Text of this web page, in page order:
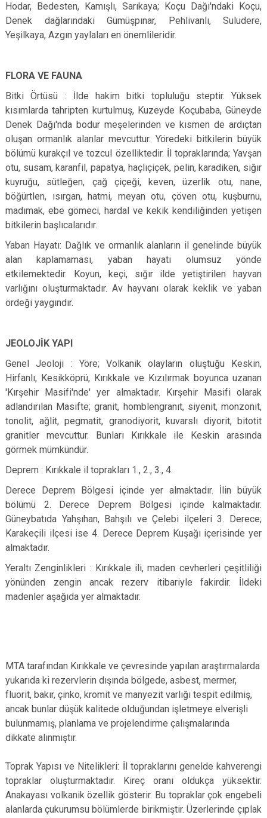
Hodar, Bedesten, Kamışlı, Sarıkaya; Koçu Dağı'ndaki Koçu,
Denek dağlarındaki Gümüşpınar, Pehlivanlı, Suludere,
Yeşilkaya, Azgın yaylaları en önemlileridir.
FLORA VE FAUNA
Bitki Örtüsü : İlde hakim bitki topluluğu steptir. Yüksek
kısımlarda tahripten kurtulmuş, Kuzeyde Koçubaba, Güneyde
Denek Dağı'nda bodur meşelerinden ve kısmen de ardıçtan
oluşan ormanlık alanlar mevcuttur. Yöredeki bitkilerin büyük
bölümü kurakçıl ve tozcul özelliktedir. İl topraklarında; Yavşan
otu, susam, karanfil, papatya, haçlıçiçek, pelin, karadiken, sığır
kuyruğu, sütleğen, çağ çiçeği, keven, üzerlik otu, nane,
böğürtlen, ısırgan, hatmi, meyan otu, çöven otu, kuşburnu,
madımak, ebe gömeci, hardal ve kekik kendiliğinden yetişen
bitkilerin başlıcalarıdır.
Yaban Hayatı: Dağlık ve ormanlık alanların il genelinde büyük
alan kaplamaması, yaban hayatı olumsuz yönde
etkilemektedir. Koyun, keçi, sığır ilde yetiştirilen hayvan
varlığını oluşturmaktadır. Av hayvanı olarak keklik ve yaban
ördeği yaygındır.
JEOLOJİK YAPI
Genel Jeoloji : Yöre; Volkanik olayların oluştuğu Keskin,
Hirfanlı, Kesikköprü, Kırıkkale ve Kızılırmak boyunca uzanan
'Kırşehir Masifi'nde' yer almaktadır. Kırşehir Masifi olarak
adlandırılan Masifte; granit, homblengranıt, siyenit, monzonit,
tonolit, ağlit, pegmatit, granodiyorit, kuvarslı diyorit, bitotit
granitler mevcuttur. Bunları Kırıkkale ile Keskin arasında
görmek mümkündür.
Deprem : Kırıkkale il toprakları 1., 2., 3., 4.
Derece Deprem Bölgesi içinde yer almaktadır. İlin büyük
bölümü 2. Derece Deprem Bölgesi içinde kalmaktadır.
Güneybatıda Yahşıhan, Bahşılı ve Çelebi ilçeleri 3. Derece;
Karakeçili ilçesi ise 4. Derece Deprem Kuşağı içerisinde yer
almaktadır.
Yeraltı Zenginlikleri : Kırıkkale ili, maden cevherleri çeşitliliği
yönünden zengin ancak rezerv itibariyle fakirdir. İldeki
madenler aşağıda yer almaktadır.
MTA tarafından Kırıkkale ve çevresinde yapılan araştırmalarda
yukarıda ki rezervlerin dışında bölgede, asbest, mermer,
fluorit, bakır, çinko, kromit ve manyezit varlığı tespit edilmiş,
ancak bunlar düşük kalitede olduğundan işletmeye elverişli
bulunmamış, planlama ve projelendirme çalışmalarında
dikkate alınmıştır.
Toprak Yapısı ve Nitelikleri: İl topraklarını genelde kahverengi
topraklar oluşturmaktadır. Kireç oranı oldukça yüksektir.
Anakayası volkanik özellik gösterir. Bu topraklar çok engebeli
alanlarda çukurumsu bölümlerde birikmiştir. Üzerlerinde çıplak